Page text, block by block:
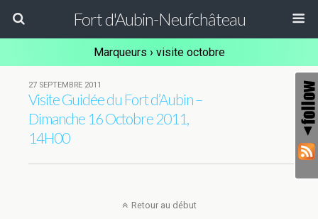
Fort d'Aubin-Neufchâteau
Marqueurs › visite octobre
27 SEPTEMBRE 2011
Visite Guidée du Fort d’Aubin –
Dimanche 16 Octobre 2011,
14H00
Retour au début